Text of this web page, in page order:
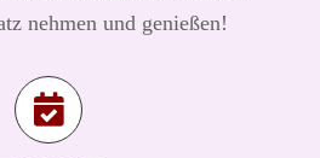
nehmen und genießen!